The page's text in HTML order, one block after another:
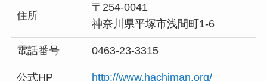
住所
〒254-0041
神奈川県平塚市浅間町1-6
電話番号 0463-23-3315
公式HP http://www.hachiman.org/